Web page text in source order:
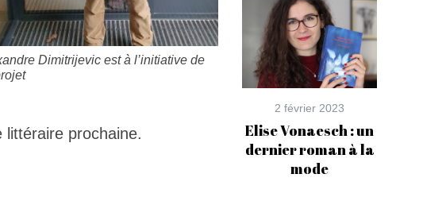
Dimitrijevic est à l’initiative de
littéraire prochaine.
2 février 2023
Elise Vonaesch : un
dernier roman à la
mode